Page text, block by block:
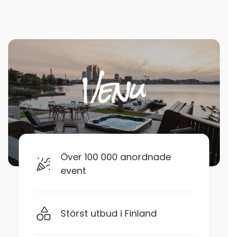
Över 100 000 anordnade
event
Störst utbud i Finland